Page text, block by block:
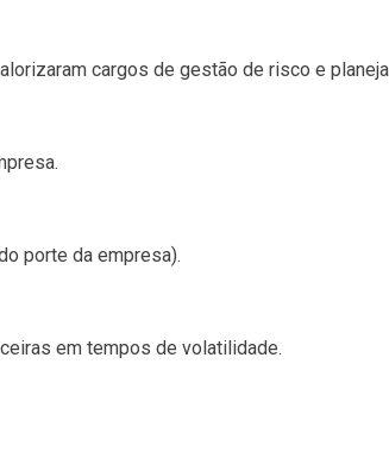
cargos de gestão de risco e
porte da empresa).
em tempos de volatilidade.